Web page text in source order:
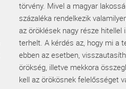
törvény. Mivel a magyar
százaléka rendelkezik
az öröklések nagy része hitellel
terhelt. A kérdés az, hogy mi a
ebben az esetben,
örökség, illetve mekkora
kell az örökösnek felelősséget